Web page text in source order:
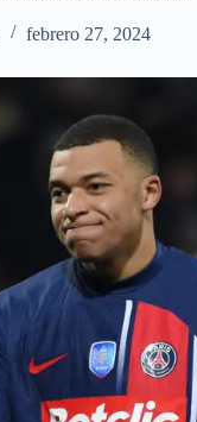
febrero 27, 2024